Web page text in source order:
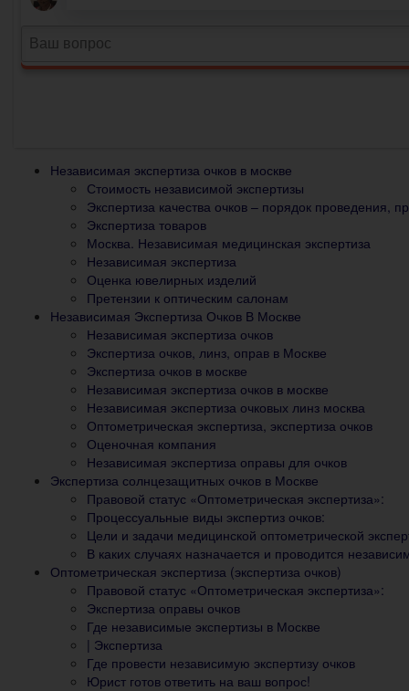
Независимая экспертиза очков в москве
Стоимость независимой экспертизы
Экспертиза качества очков – порядок проведения,
Экспертиза товаров
Москва. Независимая медицинская экспертиза
Независимая экспертиза
Оценка ювелирных изделий
Претензии к оптическим салонам
Независимая Экспертиза Очков В Москве
Независимая экспертиза очков
Экспертиза очков, линз, оправ в Москве
Экспертиза очков в москве
Независимая экспертиза очков в москве
Независимая экспертиза очковых линз москва
Оптометрическая экспертиза, экспертиза очков
Оценочная компания
Независимая экспертиза оправы для очков
Экспертиза солнцезащитных очков в Москве
Правовой статус «Оптометрическая экспертиза»:
Процессуальные виды экспертиз очков:
Цели и задачи медицинской оптометрической
В каких случаях назначается и проводится
Оптометрическая экспертиза (экспертиза очков)
Правовой статус «Оптометрическая экспертиза»:
Экспертиза оправы очков
Где независимые экспертизы в Москве
| Экспертиза
Где провести независимую экспертизу очков
Юрист готов ответить на ваш вопрос!